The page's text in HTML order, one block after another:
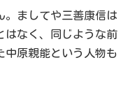
。ましてや三善康信は
はなく、同じような前
中原親能という人物も